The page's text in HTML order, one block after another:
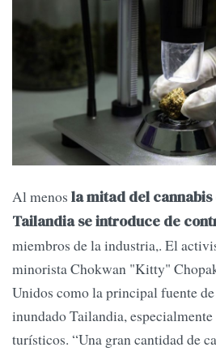
Al menos la mitad del cannabis
Tailandia se introduce de
miembros de la industria,. El
minorista Chokwan "Kitty"
Unidos como la principal fuente
inundado Tailandia, especialmente
turísticos. “Una gran cantidad de